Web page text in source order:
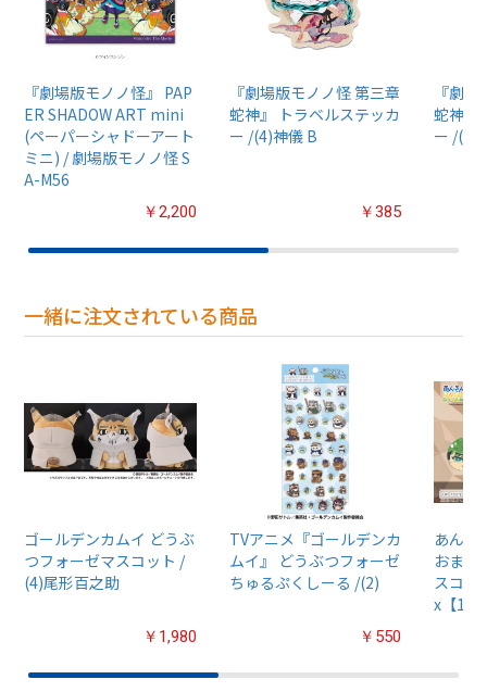
『劇場版モノノ怪』 PAP
ER SHADOW ART mini
(ペーパーシャドーアート
ミニ) / 劇場版モノノ怪 S
A-M56
￥2,200
『劇場版モノノ怪 第三章
蛇神』 トラベルステッカ
ー /(4)神儀 B
￥385
『劇
蛇神』
ー /(6)
一緒に注文されている商品
ゴールデンカムイ どうぶ
つフォーゼマスコット /
(4)尾形百之助
￥1,980
TVアニメ『ゴールデンカ
ムイ』 どうぶつフォーゼ
ちゅるぷくしーる /(2)
￥550
あんさ
おまん
スコッ
x【